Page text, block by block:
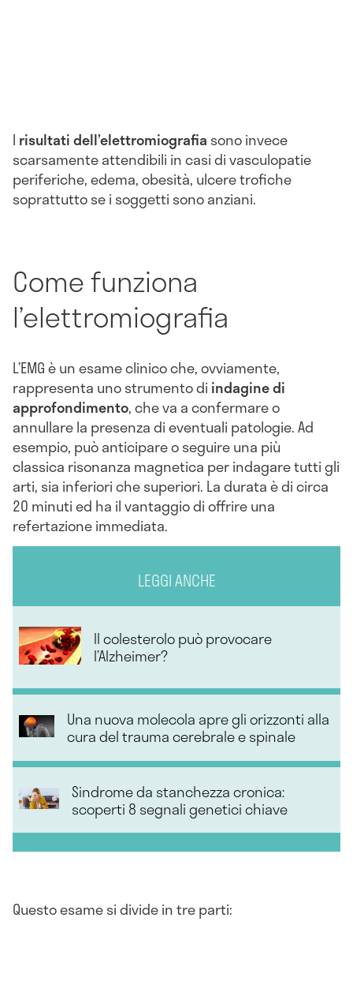
I risultati dell’elettromiografia sono invece
scarsamente attendibili in casi di vasculopatie
periferiche, edema, obesità, ulcere trofiche
soprattutto se i soggetti sono anziani.
Come funziona
l’elettromiografia
L’EMG è un esame clinico che, ovviamente,
rappresenta uno strumento di indagine di
approfondimento, che va a confermare o
annullare la presenza di eventuali patologie. Ad
esempio, può anticipare o seguire una più
classica risonanza magnetica per indagare tutti gli
arti, sia inferiori che superiori. La durata è di circa
20 minuti ed ha il vantaggio di offrire una
refertazione immediata.
LEGGI ANCHE
Il colesterolo può provocare
l’Alzheimer?
Una nuova molecola apre gli orizzonti alla
cura del trauma cerebrale e spinale
Sindrome da stanchezza cronica:
scoperti 8 segnali genetici chiave
Questo esame si divide in tre parti: